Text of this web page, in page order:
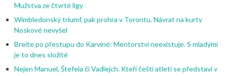
Mužstva ze čtvrté ligy
Wimbledonský triumf, pak prohra v Torontu. Návrat na kurty
Noskové nevyšel
Breite po přestupu do Karviné: Mentorství neexistuje. S mladými
je to dnes složité
Nejen Manuel, Štefela či Vadlejch. Kteří čeští atleti se představí v